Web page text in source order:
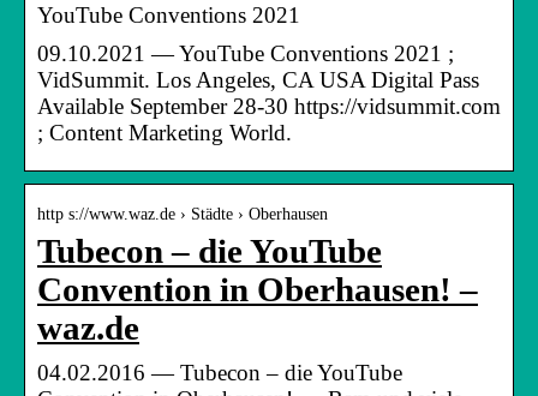
YouTube Conventions 2021
09.10.2021 — YouTube Conventions 2021 ;
VidSummit. Los Angeles, CA USA Digital Pass
Available September 28-30 https://vidsummit.com
; Content Marketing World.
http s://www.waz.de › Städte › Oberhausen
Tubecon – die YouTube
Convention in Oberhausen! –
waz.de
04.02.2016 — Tubecon – die YouTube